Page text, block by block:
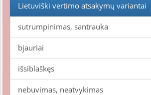
Lietuviški vertimo atsakymų variantai
sutrumpinimas, santrauka
bjauriai
išsiblaškęs
nebuvimas, neatvykimas